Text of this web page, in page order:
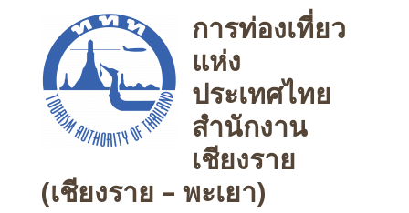
การท่องเที่ยว
แห่ง
ประเทศไทย
สำนักงาน
เชียงราย
(เชียงราย – พะเยา)